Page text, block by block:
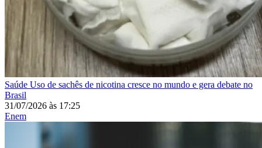
Saúde Uso de sachês de nicotina cresce no mundo e gera debate no
Brasil
31/07/2026 às 17:25
Enem